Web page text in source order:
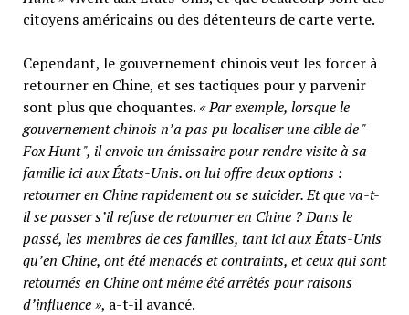
citoyens américains ou des détenteurs de carte verte.
Cependant, le gouvernement chinois veut les forcer à
retourner en Chine, et ses tactiques pour y parvenir
sont plus que choquantes. « Par exemple, lorsque le
gouvernement chinois n’a pas pu localiser une cible de "
Fox Hunt ", il envoie un émissaire pour rendre visite à sa
famille ici aux États-Unis. on lui offre deux options :
retourner en Chine rapidement ou se suicider. Et que va-t-
il se passer s’il refuse de retourner en Chine ? Dans le
passé, les membres de ces familles, tant ici aux États-Unis
qu’en Chine, ont été menacés et contraints, et ceux qui sont
retournés en Chine ont même été arrêtés pour raisons
d’influence », a-t-il avancé.